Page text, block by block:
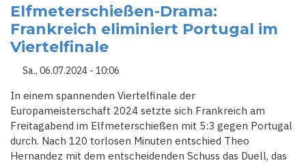
SCHEITERT
AN
SPANIEN
IN
EM-
THRILLER
Elfmeterschießen-Drama:
Frankreich eliminiert Portugal im
Viertelfinale
Sa., 06.07.2024 - 10:06
In einem spannenden Viertelfinale der
Europameisterschaft 2024 setzte sich Frankreich am
Freitagabend im Elfmeterschießen mit 5:3 gegen Portugal
durch. Nach 120 torlosen Minuten entschied Theo
Hernandez mit dem entscheidenden Schuss das Duell, das